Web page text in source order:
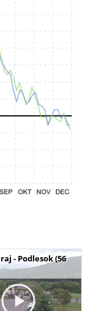
- Podlesok (56